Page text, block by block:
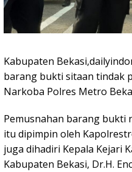
Kabupaten
barang bukti sitaan tindak
Narkoba Polres Metro
Pemusnahan barang bukti
itu dipimpin oleh
juga dihadiri Kepala Kejari
Kabupaten Bekasi, Dr.H.